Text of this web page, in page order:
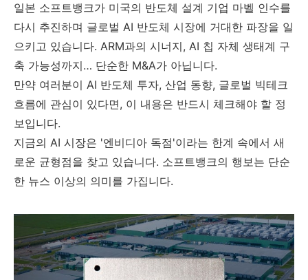
일본 소프트뱅크가 미국의 반도체 설계 기업 마벨 인수를
다시 추진하며 글로벌 AI 반도체 시장에 거대한 파장을 일
으키고 있습니다. ARM과의 시너지, AI 칩 자체 생태계 구
축 가능성까지… 단순한 M&A가 아닙니다.
만약 여러분이 AI 반도체 투자, 산업 동향, 글로벌 빅테크
흐름에 관심이 있다면, 이 내용은 반드시 체크해야 할 정
보입니다.
지금의 AI 시장은 '엔비디아 독점'이라는 한계 속에서 새
로운 균형점을 찾고 있습니다. 소프트뱅크의 행보는 단순
한 뉴스 이상의 의미를 가집니다.